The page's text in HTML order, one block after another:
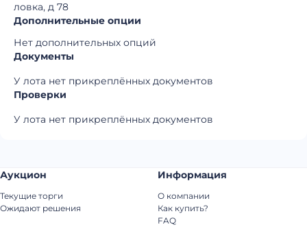
ловка, д 78
Дополнительные опции
Нет дополнительных опций
Документы
У лота нет прикреплённых документов
Проверки
У лота нет прикреплённых документов
Аукцион
Текущие торги
Ожидают решения
Информация
О компании
Как купить?
FAQ